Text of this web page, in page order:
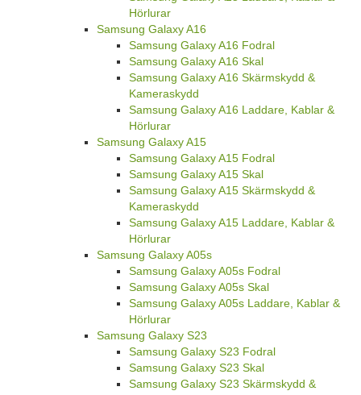
Hörlurar
Samsung Galaxy A16
Samsung Galaxy A16 Fodral
Samsung Galaxy A16 Skal
Samsung Galaxy A16 Skärmskydd &
Kameraskydd
Samsung Galaxy A16 Laddare, Kablar &
Hörlurar
Samsung Galaxy A15
Samsung Galaxy A15 Fodral
Samsung Galaxy A15 Skal
Samsung Galaxy A15 Skärmskydd &
Kameraskydd
Samsung Galaxy A15 Laddare, Kablar &
Hörlurar
Samsung Galaxy A05s
Samsung Galaxy A05s Fodral
Samsung Galaxy A05s Skal
Samsung Galaxy A05s Laddare, Kablar &
Hörlurar
Samsung Galaxy S23
Samsung Galaxy S23 Fodral
Samsung Galaxy S23 Skal
Samsung Galaxy S23 Skärmskydd &